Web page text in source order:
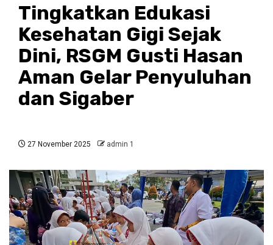
Tingkatkan Edukasi
Kesehatan Gigi Sejak
Dini, RSGM Gusti Hasan
Aman Gelar Penyuluhan
dan Sigaber
27 November 2025 admin 1